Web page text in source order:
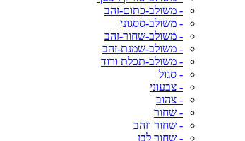
- משולב-כתום-זהב
- משולב-ססגוני
- משולב-שחור-זהב
- משולב-שמנת-זהב
- משולב-תכלת ורוד
- סגול
- צבעוני
- צהוב
- שחור
- שחור וזהב
- שחור לבן